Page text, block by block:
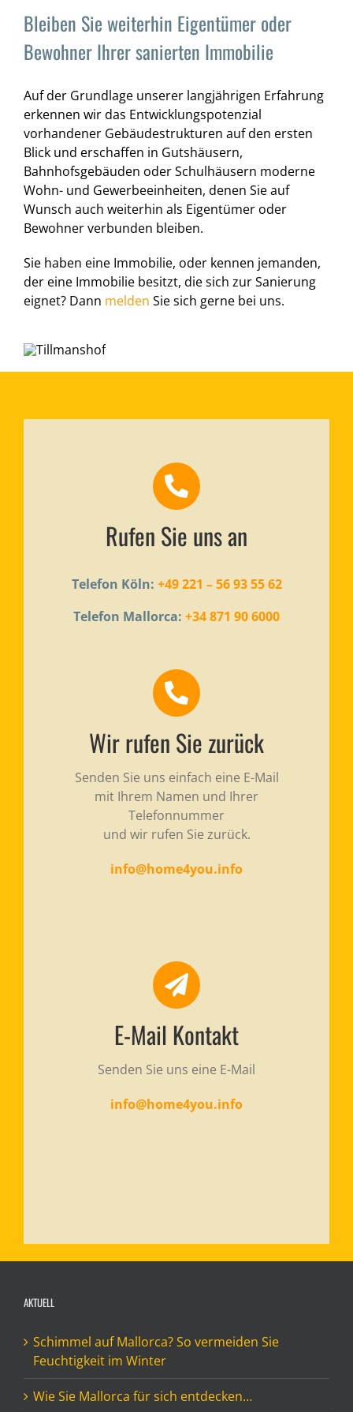
Bleiben Sie weiterhin Eigentümer oder
Bewohner Ihrer sanierten Immobilie
Auf der Grundlage unserer langjährigen Erfahrung
erkennen wir das Entwicklungspotenzial
vorhandener Gebäudestrukturen auf den ersten
Blick und erschaffen in Gutshäusern,
Bahnhofsgebäuden oder Schulhäusern moderne
Wohn- und Gewerbeeinheiten, denen Sie auf
Wunsch auch weiterhin als Eigentümer oder
Bewohner verbunden bleiben.
Sie haben eine Immobilie, oder kennen jemanden,
der eine Immobilie besitzt, die sich zur Sanierung
eignet? Dann melden Sie sich gerne bei uns.
Rufen Sie uns an
Telefon Köln: +49 221 – 56 93 55 62
Telefon Mallorca: +34 871 90 6000
Wir rufen Sie zurück
Senden Sie uns einfach eine E-Mail
mit Ihrem Namen und Ihrer
Telefonnummer
und wir rufen Sie zurück.
info@home4you.info
E-Mail Kontakt
Senden Sie uns eine E-Mail
info@home4you.info
AKTUELL
Schimmel auf Mallorca? So vermeiden Sie
Feuchtigkeit im Winter
Wie Sie Mallorca für sich entdecken…